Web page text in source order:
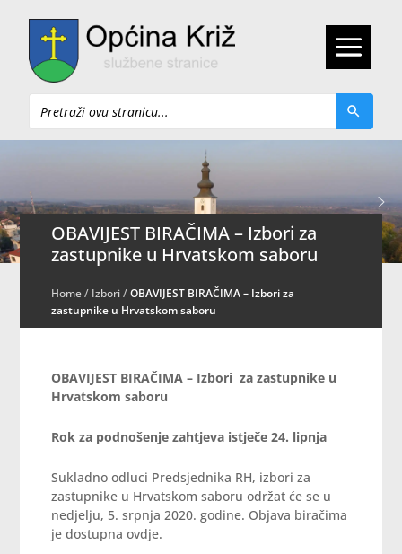
Pretraži
OBAVIJEST BIRAČIMA – Izbori za
zastupnike u Hrvatskom saboru
Home/ Izbori/OBAVIJEST BIRAČIMA – Izbori za
zastupnike u Hrvatskom saboru
OBAVIJEST BIRAČIMA – Izbori za zastupnike u
Hrvatskom saboru
Rok za podnošenje zahtjeva istječe 24. lipnja
Sukladno odluci Predsjednika RH, izbori za
zastupnike u Hrvatskom saboru održat će se u
nedjelju, 5. srpnja 2020. godine. Objava biračima
je dostupna ovdje.